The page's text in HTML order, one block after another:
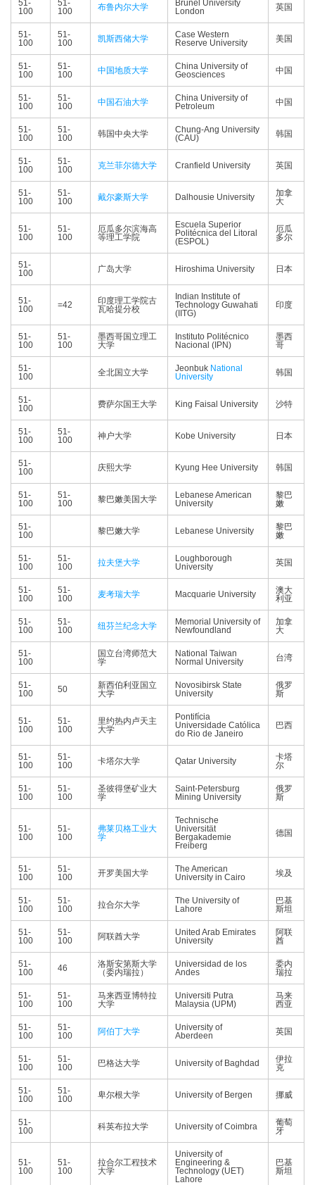
51-
100
51-
100
布鲁内尔大学
Brunel University
London
英国
51-
100
51-
100
凯斯西储大学
Case Western
Reserve University
美国
51-
100
51-
100
中国地质大学
China University of
Geosciences
中国
51-
100
51-
100
中国石油大学
China University of
Petroleum
中国
51-
100
51-
100
韩国中央大学
Chung-Ang University
(CAU)
韩国
51-
100
51-
100
克兰菲尔德大学 Cranfield University 英国
51-
100
51-
100
戴尔豪斯大学 Dalhousie University
加拿
大
51-
100
51-
100
厄瓜多尔滨海高
等理工学院
Escuela Superior
Politécnica del Litoral
(ESPOL)
厄瓜
多尔
51-
100
广岛大学 Hiroshima University 日本
51-
100
=42
印度理工学院古
瓦哈提分校
Indian Institute of
Technology Guwahati
(IITG)
印度
51-
100
51-
100
墨西哥国立理工
大学
Instituto Politécnico
Nacional (IPN)
墨西
哥
51-
100
全北国立大学 Jeonbuk National
University
韩国
51-
100
费萨尔国王大学 King Faisal University 沙特
51-
100
51-
100
神户大学 Kobe University 日本
51-
100
庆熙大学 Kyung Hee University 韩国
51-
100
51-
100
黎巴嫩美国大学
Lebanese American
University
黎巴
嫩
51-
100
黎巴嫩大学 Lebanese University
黎巴
嫩
51-
100
51-
100
拉夫堡大学
Loughborough
University
英国
51-
100
51-
100
麦考瑞大学 Macquarie University
澳大
利亚
51-
100
51-
100
纽芬兰纪念大学
Memorial University of
Newfoundland
加拿
大
51-
100
国立台湾师范大
学
National Taiwan
Normal University
台湾
51-
100
50
新西伯利亚国立
大学
Novosibirsk State
University
俄罗
斯
51-
100
51-
100
里约热内卢天主
大学
Pontifícia
Universidade Católica
do Rio de Janeiro
巴西
51-
100
51-
100
卡塔尔大学 Qatar University
卡塔
尔
51-
100
51-
100
圣彼得堡矿业大
学
Saint-Petersburg
Mining University
俄罗
斯
51-
100
51-
100
弗莱贝格工业大
学
Technische
Universität
Bergakademie
Freiberg
德国
51-
100
51-
100
开罗美国大学
The American
University in Cairo
埃及
51-
100
51-
100
拉合尔大学
The University of
Lahore
巴基
斯坦
51-
100
51-
100
阿联酋大学
United Arab Emirates
University
阿联
酋
51-
100
46
洛斯安第斯大学
（委内瑞拉）
Universidad de los
Andes
委内
瑞拉
51-
100
51-
100
马来西亚博特拉
大学
Universiti Putra
Malaysia (UPM)
马来
西亚
51-
100
51-
100
阿伯丁大学
University of
Aberdeen
英国
51-
100
51-
100
巴格达大学 University of Baghdad
伊拉
克
51-
100
51-
100
卑尔根大学 University of Bergen 挪威
51-
100
科英布拉大学 University of Coimbra
葡萄
牙
51-
100
51-
100
拉合尔工程技术
大学
University of
Engineering &
Technology (UET)
Lahore
巴基
斯坦